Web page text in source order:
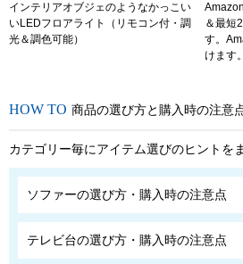
インテリアオブジェのようなかっこい
いLEDフロアライト（リモコン付・調
光＆調色可能）
＆最短
す。
けます。
商品の選び方と購入時の注意
カテゴリー毎にアイテム選びのヒントを
ソファーの選び方・購入時の注意点
テレビ台の選び方・購入時の注意点